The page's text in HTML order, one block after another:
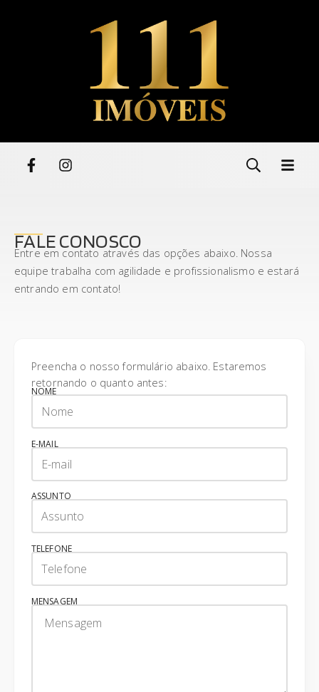
FALE CONOSCO
Entre em contato através das opções abaixo. Nossa
equipe trabalha com agilidade e profissionalismo e estará
entrando em contato!
Preencha o nosso formulário abaixo. Estaremos
retornando o quanto antes:
NOME
E-MAIL
ASSUNTO
TELEFONE
MENSAGEM